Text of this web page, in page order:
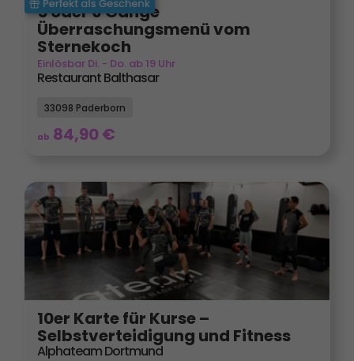
5 oder 6 Gänge
Überraschungsmenü vom
Sternekoch
Einlösbar Di. - Do. ab 19 Uhr
Restaurant Balthasar
33098 Paderborn
ab 84,90€
10er Karte für Kurse –
Selbstverteidigung und Fitness
Alphateam Dortmund